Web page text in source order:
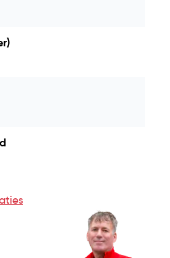
nog!
T100 3x50 m
beschermen van
tijdens bouw- en